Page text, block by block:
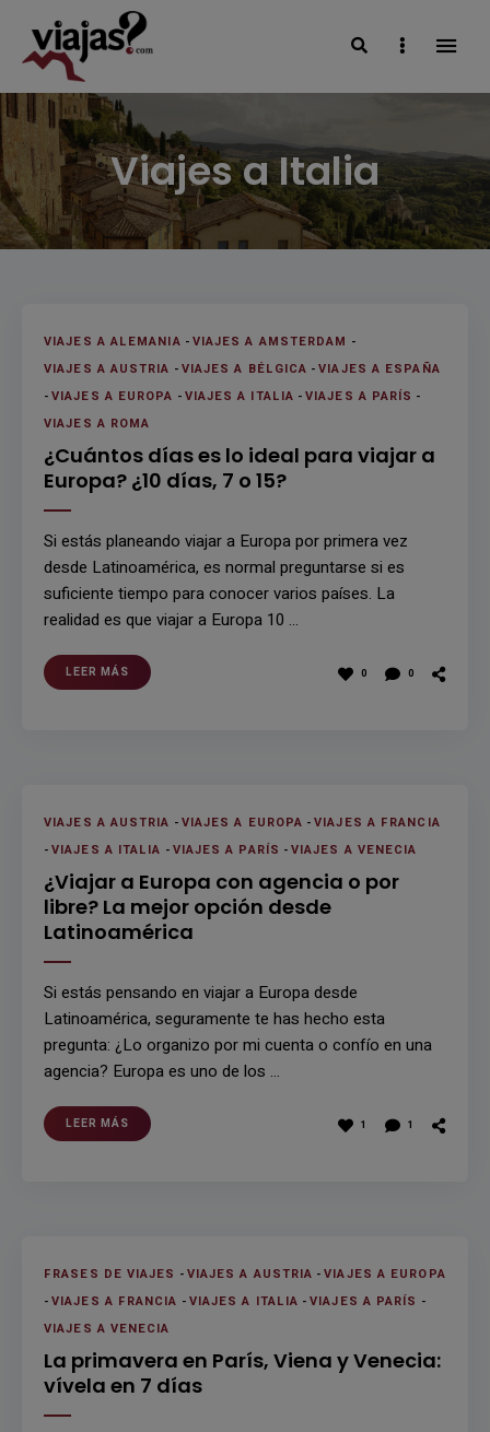
VIAJAS BLOG
SearchSidebar
Viajes a Italia
VIAJES A ALEMANIA -VIAJES A AMSTERDAM -
VIAJES A AUSTRIA -VIAJES A BÉLGICA -VIAJES A ESPAÑA
-VIAJES A EUROPA -VIAJES A ITALIA -VIAJES A PARÍS -
VIAJES A ROMA
¿Cuántos días es lo ideal para viajar a
Europa? ¿10 días, 7 o 15?
Si estás planeando viajar a Europa por primera vez
desde Latinoamérica, es normal preguntarse si es
suficiente tiempo para conocer varios países. La
realidad es que viajar a Europa 10 …
LEER MÁS 0 0
VIAJES A AUSTRIA -VIAJES A EUROPA -VIAJES A FRANCIA
-VIAJES A ITALIA -VIAJES A PARÍS -VIAJES A VENECIA
¿Viajar a Europa con agencia o por
libre? La mejor opción desde
Latinoamérica
Si estás pensando en viajar a Europa desde
Latinoamérica, seguramente te has hecho esta
pregunta: ¿Lo organizo por mi cuenta o confío en una
agencia? Europa es uno de los …
LEER MÁS 1 1
FRASES DE VIAJES -VIAJES A AUSTRIA -VIAJES A EUROPA
-VIAJES A FRANCIA -VIAJES A ITALIA -VIAJES A PARÍS -
VIAJES A VENECIA
La primavera en París, Viena y Venecia:
vívela en 7 días